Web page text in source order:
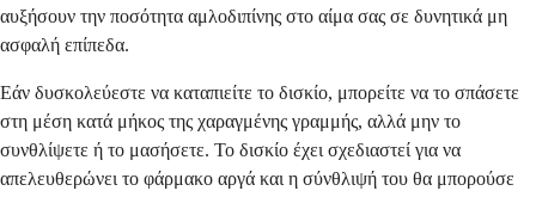
αυξήσουν την ποσότητα αμλοδιπίνης στο αίμα σας σε δυνητικά μη
ασφαλή επίπεδα.
Εάν δυσκολεύεστε να καταπιείτε το δισκίο, μπορείτε να το σπάσετε
στη μέση κατά μήκος της χαραγμένης γραμμής, αλλά μην το
συνθλίψετε ή το μασήσετε. Το δισκίο έχει σχεδιαστεί για να
απελευθερώνει το φάρμακο αργά και η σύνθλιψή του θα μπορούσε